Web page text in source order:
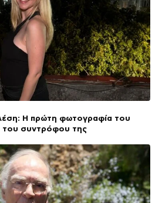
Η πρώτη φωτογραφία του
του συντρόφου της